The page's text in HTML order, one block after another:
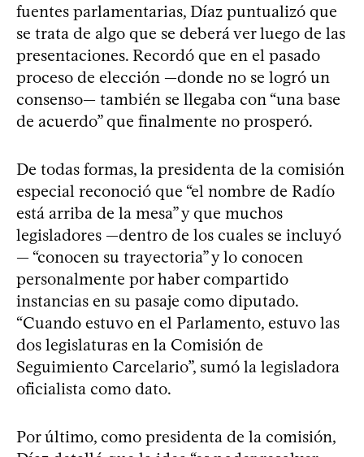
fuentes parlamentarias, Díaz puntualizó que
se trata de algo que se deberá ver luego de las
presentaciones. Recordó que en el pasado
proceso de elección —donde no se logró un
consenso— también se llegaba con “una base
de acuerdo” que finalmente no prosperó.
De todas formas, la presidenta de la comisión
especial reconoció que “el nombre de Radío
está arriba de la mesa” y que muchos
legisladores —dentro de los cuales se incluyó
— “conocen su trayectoria” y lo conocen
personalmente por haber compartido
instancias en su pasaje como diputado.
“Cuando estuvo en el Parlamento, estuvo las
dos legislaturas en la Comisión de
Seguimiento Carcelario”, sumó la legisladora
oficialista como dato.
Por último, como presidenta de la comisión,